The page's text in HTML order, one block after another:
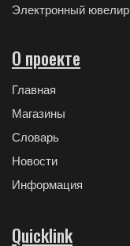
Электронный ювелир
О проекте
Главная
Магазины
Словарь
Новости
Информация
Quicklink